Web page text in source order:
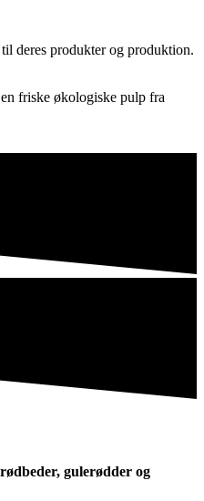
deres produkter og produktion.
friske økologiske pulp fra
gulerødder og